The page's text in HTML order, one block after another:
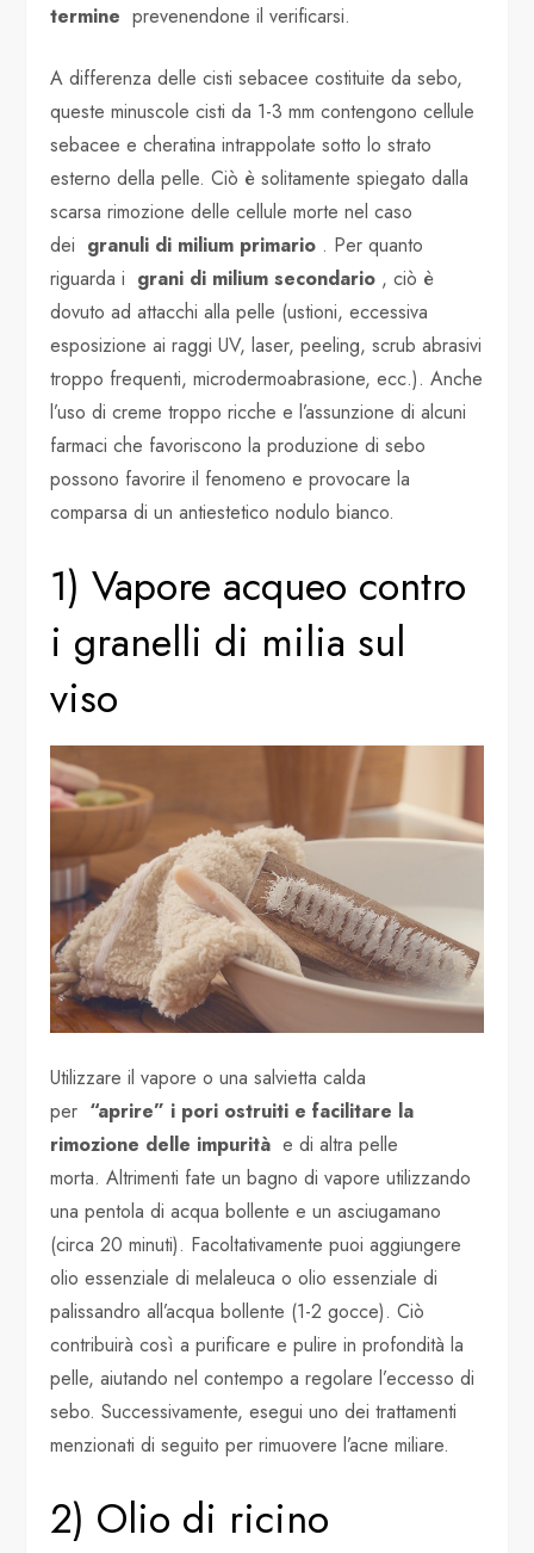
termine prevenendone il verificarsi.
A differenza delle cisti sebacee costituite da sebo,
queste minuscole cisti da 1-3 mm contengono cellule
sebacee e cheratina intrappolate sotto lo strato
esterno della pelle. Ciò è solitamente spiegato dalla
scarsa rimozione delle cellule morte nel caso
dei granuli di milium primario . Per quanto
riguarda i grani di milium secondario , ciò è
dovuto ad attacchi alla pelle (ustioni, eccessiva
esposizione ai raggi UV, laser, peeling, scrub abrasivi
troppo frequenti, microdermoabrasione, ecc.). Anche
l’uso di creme troppo ricche e l’assunzione di alcuni
farmaci che favoriscono la produzione di sebo
possono favorire il fenomeno e provocare la
comparsa di un antiestetico nodulo bianco.
1) Vapore acqueo contro
i granelli di milia sul
viso
Utilizzare il vapore o una salvietta calda
per “aprire” i pori ostruiti e facilitare la
rimozione delle impurità e di altra pelle
morta. Altrimenti fate un bagno di vapore utilizzando
una pentola di acqua bollente e un asciugamano
(circa 20 minuti). Facoltativamente puoi aggiungere
olio essenziale di melaleuca o olio essenziale di
palissandro all’acqua bollente (1-2 gocce). Ciò
contribuirà così a purificare e pulire in profondità la
pelle, aiutando nel contempo a regolare l’eccesso di
sebo. Successivamente, esegui uno dei trattamenti
menzionati di seguito per rimuovere l’acne miliare.
2) Olio di ricino